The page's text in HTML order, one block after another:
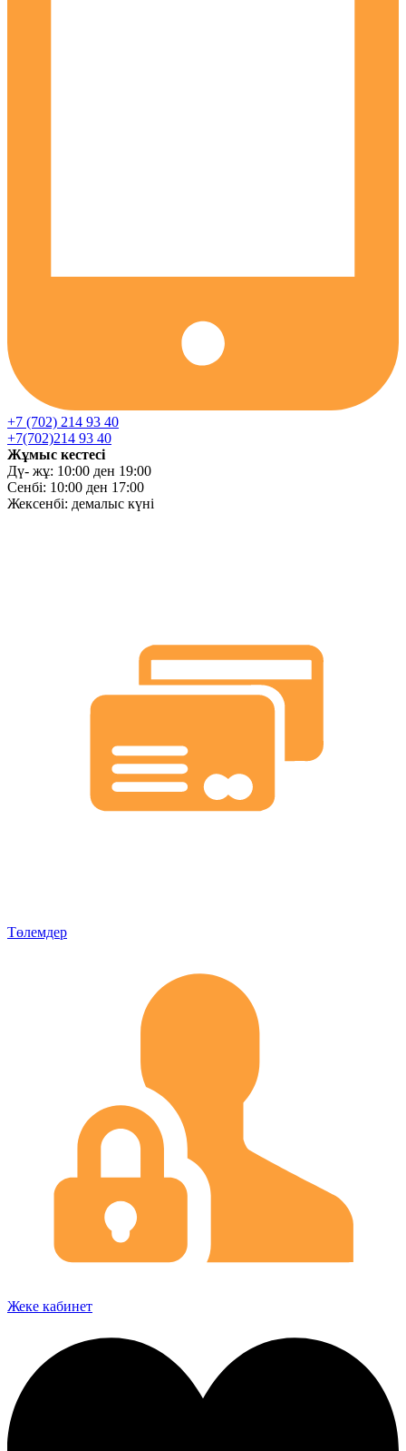
+7 (702) 214 93 40
+7(702)214 93 40
Жұмыс кестесі
Дү- жұ: 10:00 ден 19:00
Сенбі: 10:00 ден 17:00
Жексенбі: демалыс күні
Төлемдер
Жеке кабинет